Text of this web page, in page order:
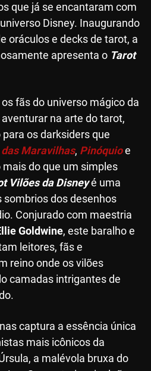
que já se encantaram com
Disney. Inaugurando
oráculos e decks de tarot, a
apresenta o Tarot
fãs do universo mágico da
na arte do tarot,
os darksiders que
Maravilhas, Pinóquioe
mais do que um simples
Vilões da Disneyé uma
sombrios dos desenhos
Conjurado com maestria
Goldwine, este baralho e
leitores, fãs e
reino onde os vilões
camadas intrigantes de
captura a essência única
mais icônicos da
a malévola bruxa do